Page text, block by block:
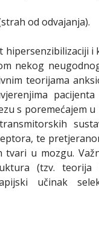
od odvajanja).
i
nekog
teorijama
s poremećajem
te
tvari u mozgu.
(tzv.
učinak